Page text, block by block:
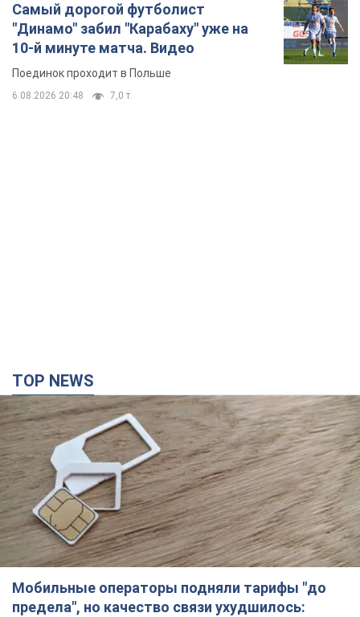
Самый дорогой футболист
"Динамо" забил "Карабаху" уже на
10-й минуте матча. Видео
Поединок проходит в Польше
6.08.2026 20:48 7,0 т.
TOP NEWS
Мобильные операторы подняли тарифы "до
предела", но качество связи ухудшилось: